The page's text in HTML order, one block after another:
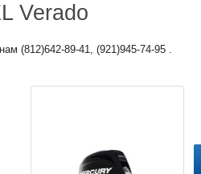
Verado
(812)642-89-41, (921)945-74-95 .